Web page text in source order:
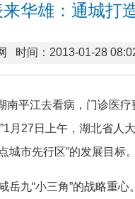
华雄：通城打
时间：2013-01-28
南平江去看病，门诊医
月27日上午，湖北省人
城市先行区”的发展目标
岳九“小三角”的战略重